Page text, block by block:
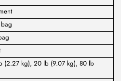
(2.27 kg), 20 lb (9.07 kg), 80 lb